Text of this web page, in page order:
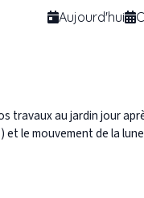
Aujourd'hui
travaux au jardin jour
) et le mouvement de la